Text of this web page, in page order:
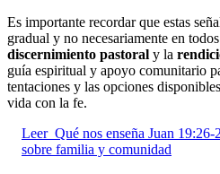
Es importante recordar que estas
gradual y no necesariamente en
discernimiento pastoral y la
guía espiritual y apoyo comunitario
tentaciones y las opciones
vida con la fe.
Leer Qué nos enseña Juan
sobre familia y comunidad